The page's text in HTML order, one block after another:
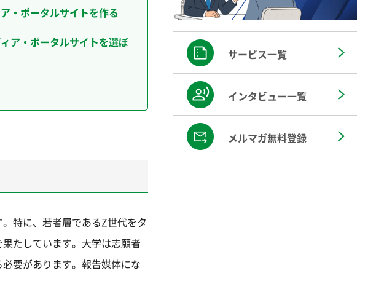
・ポータルサイトを作る
ア・ポータルサイトを選ぼ
特に、若者層であるZ世代をタ
たしています。大学は志願者
要があります。報告媒体にな
サービス一覧
インタビュー一覧
メルマガ無料登録